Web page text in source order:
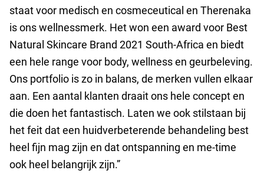
staat voor medisch en cosmeceutical en Therenaka
is ons wellnessmerk. Het won een award voor Best
Natural Skincare Brand 2021 South-Africa en biedt
een hele range voor body, wellness en geurbeleving.
Ons portfolio is zo in balans, de merken vullen elkaar
aan. Een aantal klanten draait ons hele concept en
die doen het fantastisch. Laten we ook stilstaan bij
het feit dat een huidverbeterende behandeling best
heel fijn mag zijn en dat ontspanning en me-time
ook heel belangrijk zijn.”